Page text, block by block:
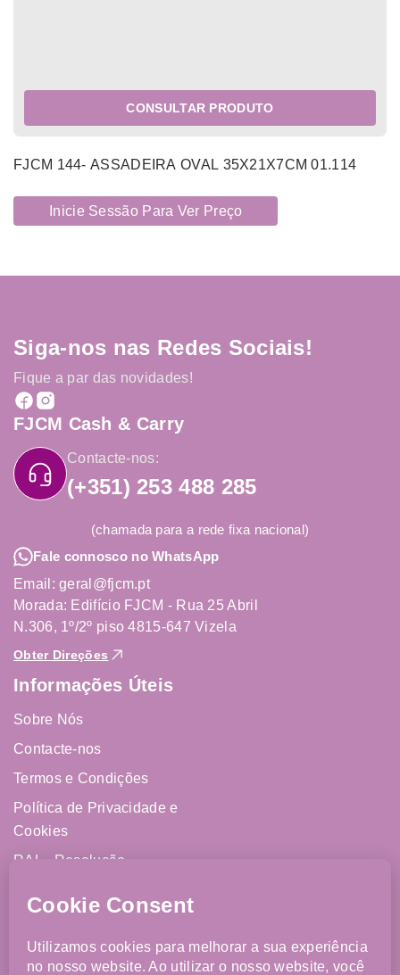
CONSULTAR PRODUTO
FJCM 144- ASSADEIRA OVAL 35X21X7CM 01.114
Inicie Sessão Para Ver Preço
Siga-nos nas Redes Sociais!
Fique a par das novidades!
FJCM Cash & Carry
Contacte-nos:
(+351) 253 488 285
(chamada para a rede fixa nacional)
Fale connosco no WhatsApp
Email: geral@fjcm.pt
Morada: Edifício FJCM - Rua 25 Abril
N.306, 1º/2º piso 4815-647 Vizela
Obter Direções
Informações Úteis
Sobre Nós
Contacte-nos
Termos e Condições
Política de Privacidade e
Cookies
RAL - Resolução
Livro de Reclamações